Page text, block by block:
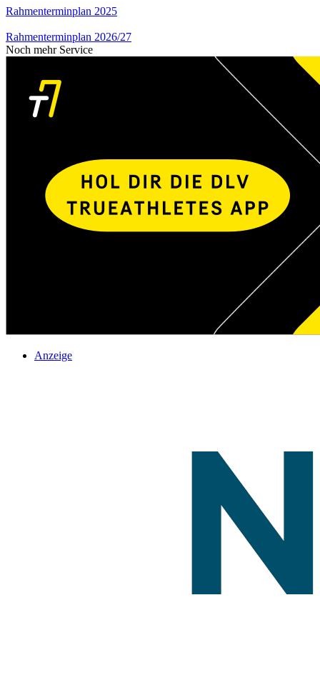
Rahmenterminplan 2025
Rahmenterminplan 2026/27
Noch mehr Service
Anzeige